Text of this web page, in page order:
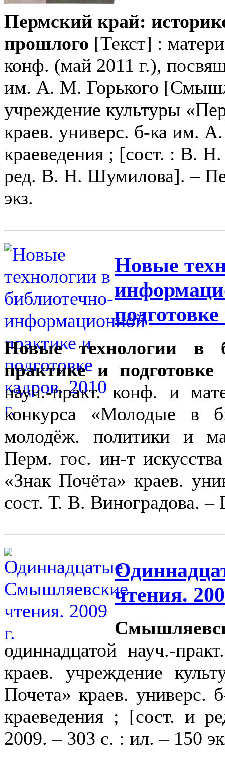
Пермский край:
прошлого [Текст] :
конф. (май 2011 г.),
им. А. М. Горького
учреждение культуры
краев. универс. б-ка им.
краеведения ; [сост. : В.
ред. В. Н. Шумилова]. –
экз.
Новые
Новые технологии в
практике и подготовке
науч.-практ. конф. и
конкурса «Молодые в
молодёж. политики и
Перм. гос. ин-т
«Знак Почёта» краев.
сост. Т. В. Виноградова. –
чтения.
одиннадцатой науч.-
краев. учреждение
Почета» краев.
краеведения ; [сост. и
2009. – 303 с. : ил. – 150